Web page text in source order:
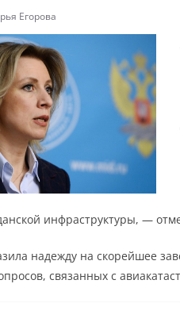
Егорова
инфраструктуры, —
надежду на скорейшее
связанных с